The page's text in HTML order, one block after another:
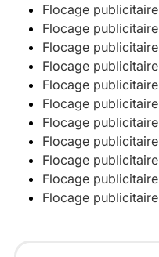
Flocage
Flocage
Flocage
Flocage
Flocage
Flocage
Flocage
Flocage
Flocage
Flocage
Flocage publicitaire